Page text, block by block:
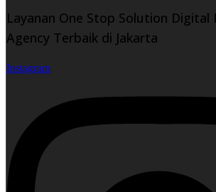
Layanan One Stop Solution Digital
Agency Terbaik di Jakarta
Instagram